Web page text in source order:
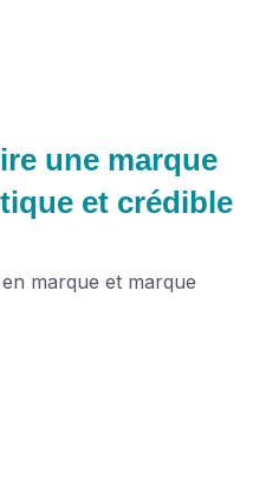
une marque
et crédible
marque et marque